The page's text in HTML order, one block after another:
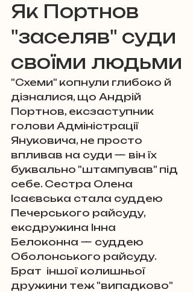
Як Портнов
"заселяв" суди
своїми людьми
"Схеми" копнули глибоко й
дізналися, що Андрій
Портнов, ексзаступник
голови Адміністрації
Януковича, не просто
впливав на суди — він їх
буквально "штампував" під
себе. Сестра Олена
Ісаєвська стала суддею
Печерського райсуду,
ексдружина Інна
Белоконна — суддею
Оболонського райсуду.
Брат  іншої колишньої
дружини теж "випадково"